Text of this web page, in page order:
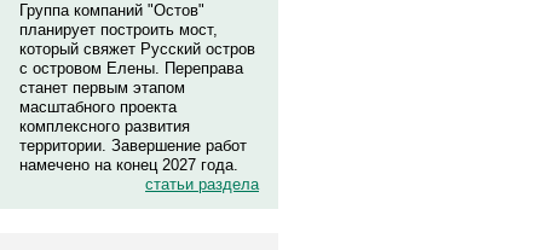
Группа компаний "Остов"
планирует построить мост,
который свяжет Русский остров
с островом Елены. Переправа
станет первым этапом
масштабного проекта
комплексного развития
территории. Завершение работ
намечено на конец 2027 года.
статьи раздела